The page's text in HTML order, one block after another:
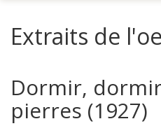
Extraits de
Dormir,
pierres (1927)